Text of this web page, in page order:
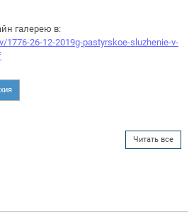
галерею в:
1776-26-12-2019g-pastyrskoe-sluzhenie-v-
Читать все